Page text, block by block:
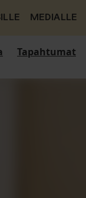
MEDIALLE
Tapahtumat